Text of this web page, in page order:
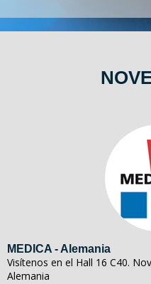
MEDICA - Alemania
Visítenos en el Hall 16 C40.
Alemania